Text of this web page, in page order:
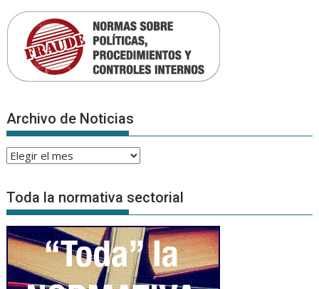
Archivo de Noticias
Archivo
Noticias
Toda la normativa sectorial